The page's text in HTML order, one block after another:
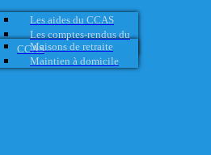
Les aides du CCAS
Les comptes-rendus du
CCASMaisons de retraite
Maintien à domicile